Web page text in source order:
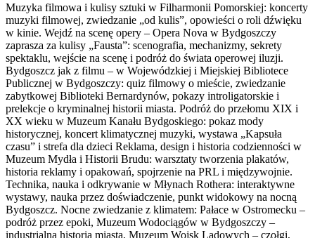
Muzyka filmowa i kulisy sztuki w Filharmonii Pomorskiej: koncerty
muzyki filmowej, zwiedzanie „od kulis”, opowieści o roli dźwięku
w kinie. Wejdź na scenę opery – Opera Nova w Bydgoszczy
zaprasza za kulisy „Fausta”: scenografia, mechanizmy, sekrety
spektaklu, wejście na scenę i podróż do świata operowej iluzji.
Bydgoszcz jak z filmu – w Wojewódzkiej i Miejskiej Bibliotece
Publicznej w Bydgoszczy: quiz filmowy o mieście, zwiedzanie
zabytkowej Biblioteki Bernardynów, pokazy introligatorskie i
prelekcje o kryminalnej historii miasta. Podróż do przełomu XIX i
XX wieku w Muzeum Kanału Bydgoskiego: pokaz mody
historycznej, koncert klimatycznej muzyki, wystawa „Kapsuła
czasu” i strefa dla dzieci Reklama, design i historia codzienności w
Muzeum Mydła i Historii Brudu: warsztaty tworzenia plakatów,
historia reklamy i opakowań, spojrzenie na PRL i międzywojnie.
Technika, nauka i odkrywanie w Młynach Rothera: interaktywne
wystawy, nauka przez doświadczenie, punkt widokowy na nocną
Bydgoszcz. Nocne zwiedzanie z klimatem: Pałace w Ostromecku –
podróż przez epoki, Muzeum Wodociągów w Bydgoszczy –
industrialna historia miasta, Muzeum Wojsk Lądowych – czołgi,